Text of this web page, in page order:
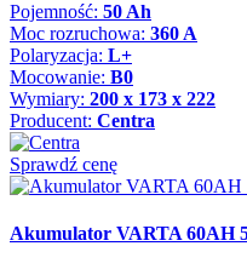
Pojemność: 50 Ah
Moc rozruchowa: 360 A
Polaryzacja: L+
Mocowanie: B0
Wymiary: 200 x 173 x 222
Producent: Centra
Sprawdź cenę
Akumulator VARTA 60AH